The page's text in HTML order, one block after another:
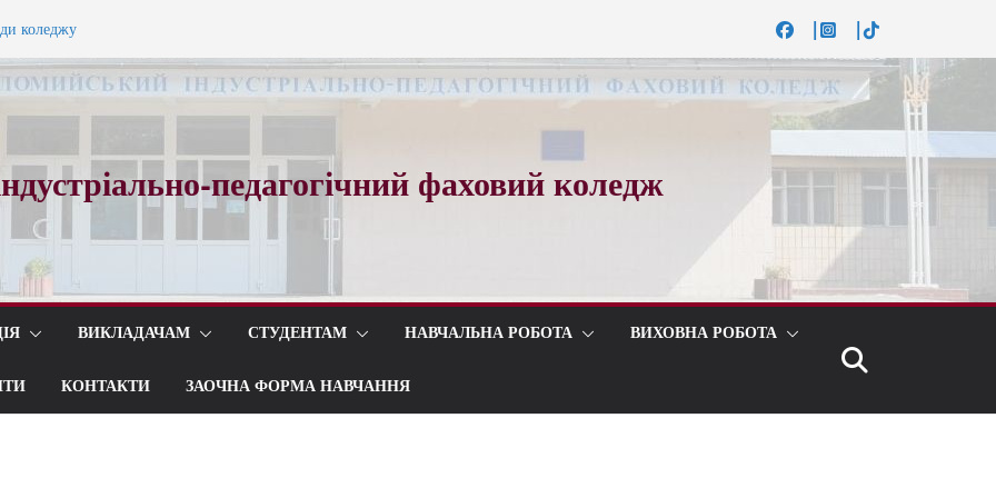
коледжу
вальсу…
педагогічний фаховий коледж
ВИКЛАДАЧАМ СТУДЕНТАМ НАВЧАЛЬНА РОБОТА ВИХОВНА РОБОТА
КОНТАКТИ ЗАОЧНА ФОРМА НАВЧАННЯ